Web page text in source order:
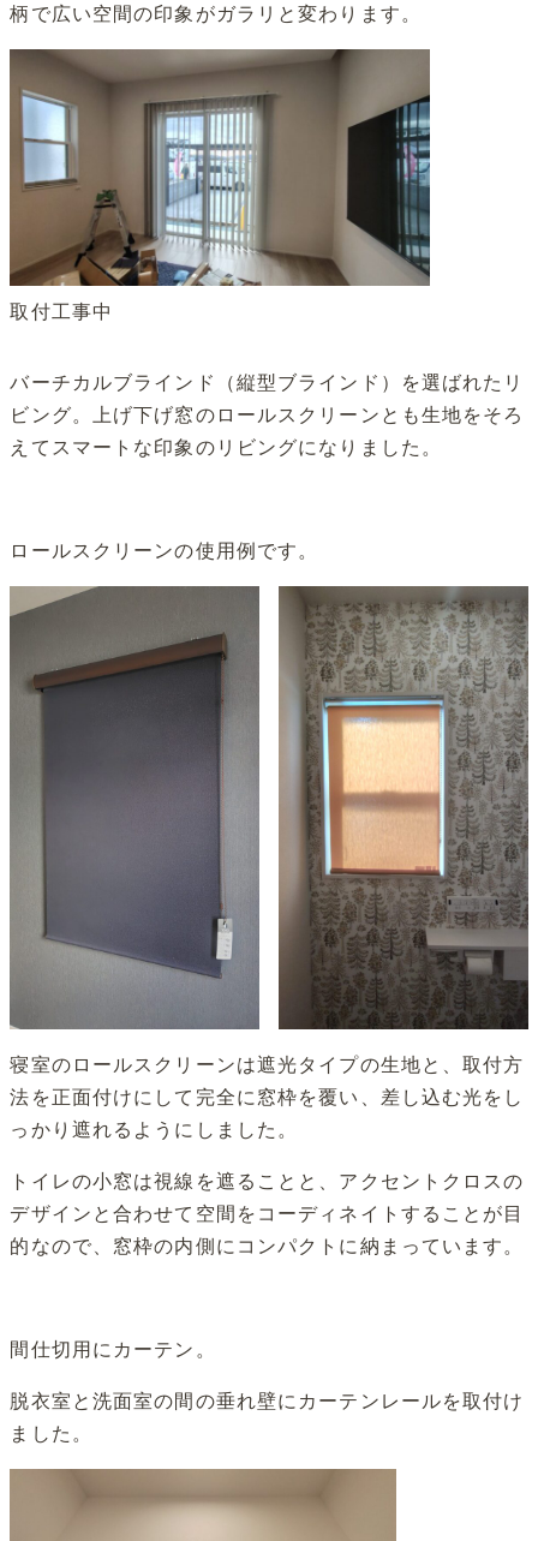
柄で広い空間の印象がガラリと変わります。
取付工事中
バーチカルブラインド（縦型ブラインド）を選ばれたリ
ビング。上げ下げ窓のロールスクリーンとも生地をそろ
えてスマートな印象のリビングになりました。
ロールスクリーンの使用例です。
寝室のロールスクリーンは遮光タイプの生地と、取付方
法を正面付けにして完全に窓枠を覆い、差し込む光をし
っかり遮れるようにしました。
トイレの小窓は視線を遮ることと、アクセントクロスの
デザインと合わせて空間をコーディネイトすることが目
的なので、窓枠の内側にコンパクトに納まっています。
間仕切用にカーテン。
脱衣室と洗面室の間の垂れ壁にカーテンレールを取付け
ました。